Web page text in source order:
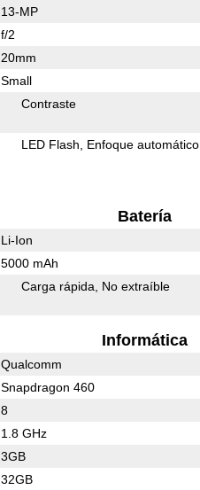
13-MP
f/2
20mm
Small
Contraste
LED Flash Enfoque automático
Batería
Li-Ion
5000 mAh
Carga rápida No extraíble
Informática
Qualcomm
Snapdragon 460
8
1.8 GHz
3GB
32GB